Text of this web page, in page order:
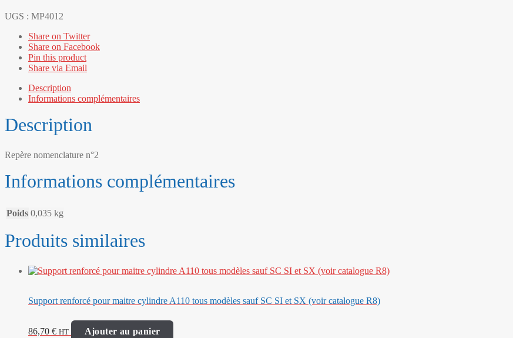
pédalier
x
5,8
UGS : MP4012
Share on Twitter
Share on Facebook
Pin this product
Share via Email
Description
Informations complémentaires
Description
Repère nomenclature n°2
Informations complémentaires
Poids 0,035 kg
Produits similaires
Support renforcé pour maitre cylindre A110 tous modèles sauf SC SI et SX (voir catalogue R8)
86,70 € HT Ajouter au panier